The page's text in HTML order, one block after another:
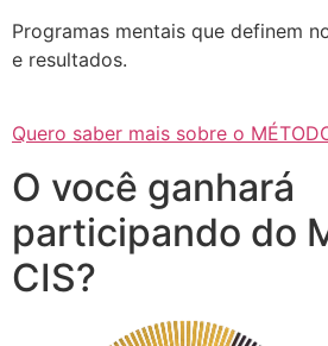
Programas mentais que definem
e resultados.
Quero saber mais sobre o
O você ganhará
participando do
CIS?